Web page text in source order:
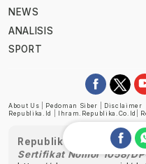
NEWS
ANALISIS
SPORT
About Us Pedoman Siber
Disclaimer
Republika.id
Ihram.republika.co.id
Republika telah
Sertifikat Nomor 1058/